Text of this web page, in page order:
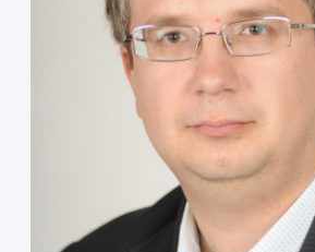
Опытный практик, имеющий за плечами около
сотни внедрений 1C: ERP.
С 2000 года работает во Внедренческом центре
«Раздолье».
Под его руководством компания занимается